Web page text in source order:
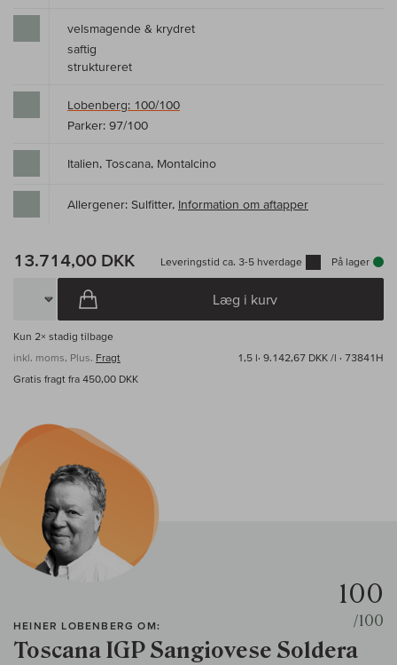
velsmagende & krydret
saftig
struktureret
Lobenberg: 100/100
Parker: 97/100
Italien, Toscana, Montalcino
Allergener: Sulfitter, Information om aftapper
13.714,00 DKK Leveringstid ca. 3-5 hverdage På lager
Læg i kurv
Kun 2× stadig tilbage
inkl. moms, Plus. Fragt 1,5 l· 9.142,67 DKK /l · 73841H
Gratis fragt fra 450,00 DKK
HEINER LOBENBERG OM:
Toscana IGP Sangiovese Soldera
100
/100